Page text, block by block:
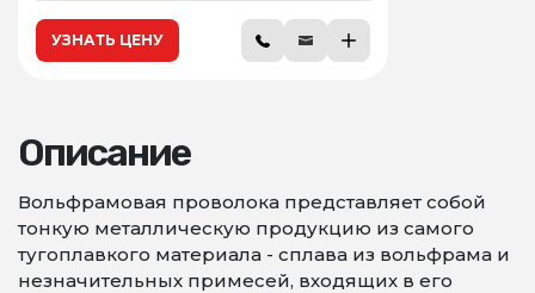
УЗНАТЬ ЦЕНУ
Описание
Вольфрамовая проволока представляет собой
тонкую металлическую продукцию из самого
тугоплавкого материала - сплава из вольфрама и
незначительных примесей, входящих в его